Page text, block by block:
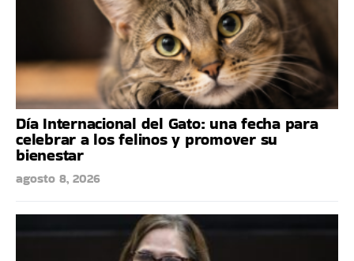
Día Internacional del Gato: una fecha para
celebrar a los felinos y promover su
bienestar
agosto 8, 2026